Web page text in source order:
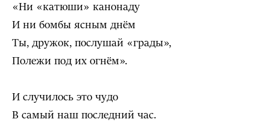
«Ни «катюши» канонаду
И ни бомбы ясным днём
Ты, дружок, послушай «грады»,
Полежи под их огнём».
И случилось это чудо
В самый наш последний час.